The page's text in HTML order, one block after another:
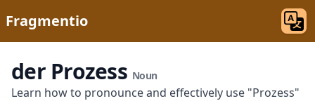
Fragmentio
der Prozess Noun
Learn how to pronounce and effectively use "Prozess"